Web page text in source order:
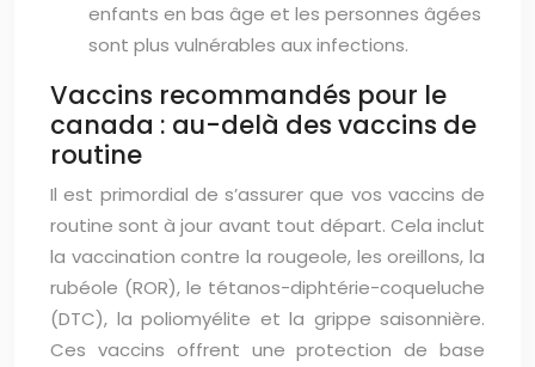
enfants en bas âge et les personnes âgées
sont plus vulnérables aux infections.
Vaccins recommandés pour le
canada : au-delà des vaccins de
routine
Il est primordial de s’assurer que vos vaccins de
routine sont à jour avant tout départ. Cela inclut
la vaccination contre la rougeole, les oreillons, la
rubéole (ROR), le tétanos-diphtérie-coqueluche
(DTC), la poliomyélite et la grippe saisonnière.
Ces vaccins offrent une protection de base